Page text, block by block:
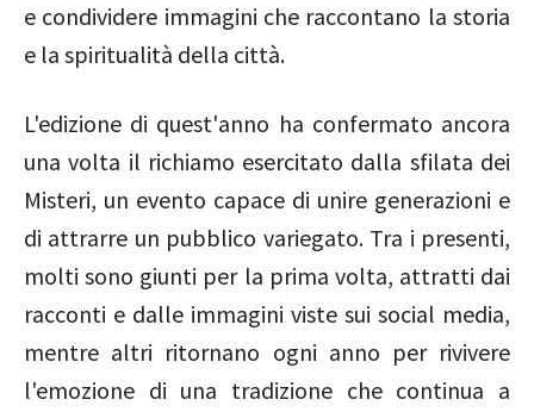
e condividere immagini che raccontano la storia
e la spiritualità della città.
L'edizione di quest'anno ha confermato ancora
una volta il richiamo esercitato dalla sfilata dei
Misteri, un evento capace di unire generazioni e
di attrarre un pubblico variegato. Tra i presenti,
molti sono giunti per la prima volta, attratti dai
racconti e dalle immagini viste sui social media,
mentre altri ritornano ogni anno per rivivere
l'emozione di una tradizione che continua a